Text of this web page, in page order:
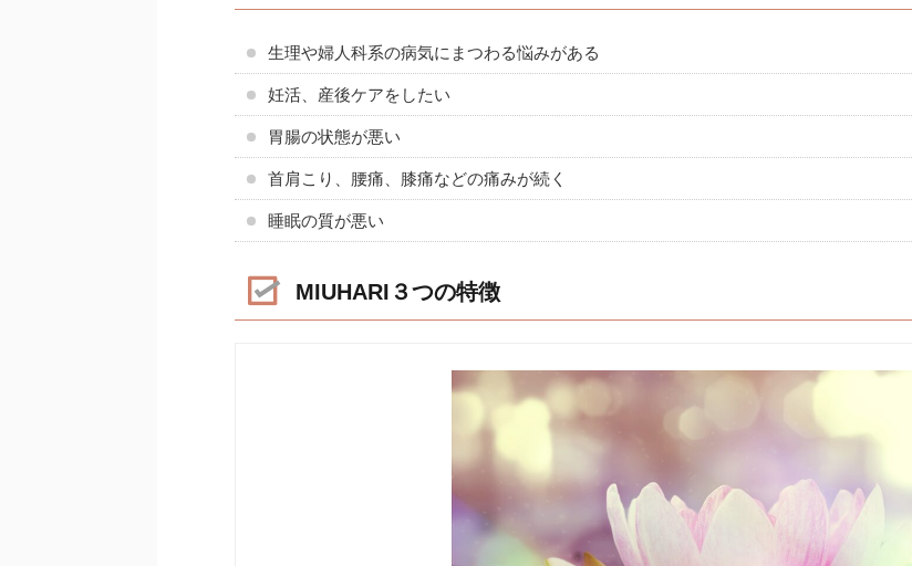
生理や婦人科系の病気にまつわる悩みがある
妊活、産後ケアをしたい
胃腸の状態が悪い
首肩こり、腰痛、膝痛などの痛みが続く
睡眠の質が悪い
MIUHARI３つの特徴